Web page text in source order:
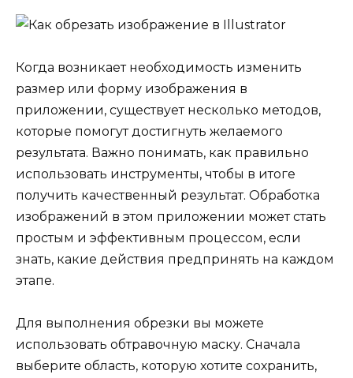
Когда возникает необходимость изменить
размер или форму изображения в
приложении, существует несколько методов,
которые помогут достигнуть желаемого
результата. Важно понимать, как правильно
использовать инструменты, чтобы в итоге
получить качественный результат. Обработка
изображений в этом приложении может стать
простым и эффективным процессом, если
знать, какие действия предпринять на каждом
этапе.
Для выполнения обрезки вы можете
использовать обтравочную маску. Сначала
выберите область, которую хотите сохранить,